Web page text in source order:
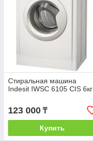
Стиральная машина
Indesit IWSC 6105 CIS 6кг
123 000 ₸
Купить